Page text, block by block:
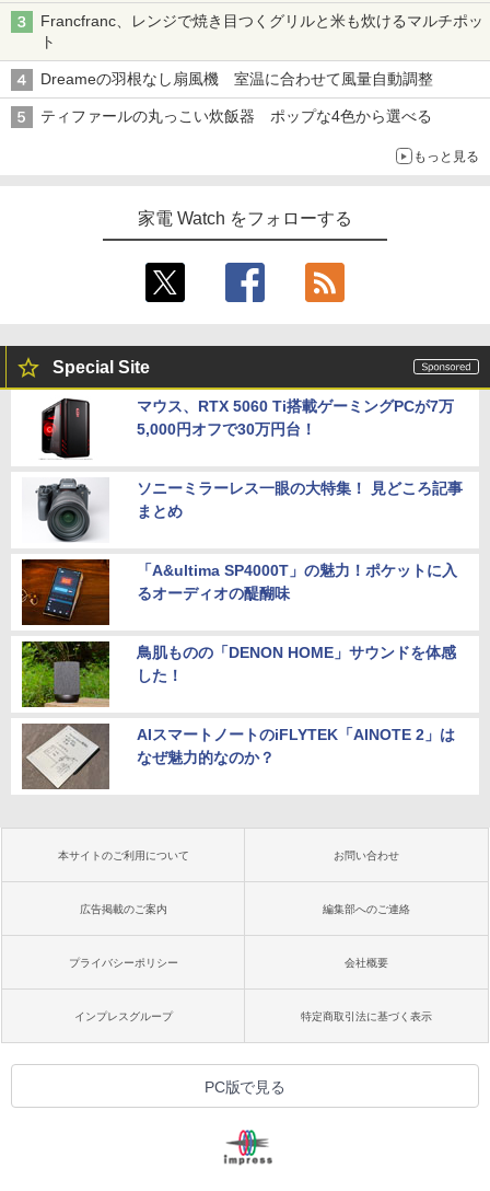
Francfranc、レンジで焼き目つくグリルと米も炊けるマルチポッ
ト
Dreameの羽根なし扇風機 室温に合わせて風量自動調整
ティファールの丸っこい炊飯器 ポップな4色から選べる
もっと見る
家電 Watch をフォローする
Special Site
マウス、RTX 5060 Ti搭載ゲーミングPCが7万
5,000円オフで30万円台！
ソニーミラーレス一眼の大特集！ 見どころ記事
まとめ
「A&ultima SP4000T」の魅力！ポケットに入
るオーディオの醍醐味
鳥肌ものの「DENON HOME」サウンドを体感
した！
AIスマートノートのiFLYTEK「AINOTE 2」は
なぜ魅力的なのか？
本サイトのご利用について お問い合わせ
広告掲載のご案内 編集部へのご連絡
プライバシーポリシー 会社概要
インプレスグループ 特定商取引法に基づく表示
PC版で見る